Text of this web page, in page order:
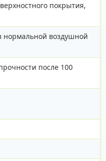
покрытия,
воздушной
после 100